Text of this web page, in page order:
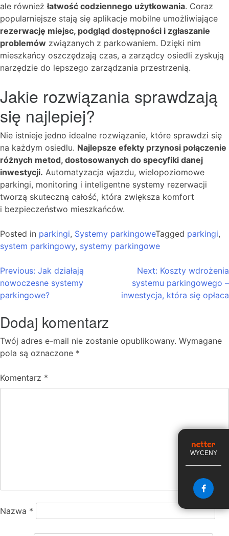
ale również łatwość codziennego użytkowania. Coraz
popularniejsze stają się aplikacje mobilne umożliwiające
rezerwację miejsc, podgląd dostępności i zgłaszanie
problemów związanych z parkowaniem. Dzięki nim
mieszkańcy oszczędzają czas, a zarządcy osiedli zyskują
narzędzie do lepszego zarządzania przestrzenią.
Jakie rozwiązania sprawdzają
się najlepiej?
Nie istnieje jedno idealne rozwiązanie, które sprawdzi się
na każdym osiedlu. Najlepsze efekty przynosi połączenie
różnych metod, dostosowanych do specyfiki danej
inwestycji. Automatyzacja wjazdu, wielopoziomowe
parkingi, monitoring i inteligentne systemy rezerwacji
tworzą skuteczną całość, która zwiększa komfort
i bezpieczeństwo mieszkańców.
Posted in parkingi, Systemy parkingoweTagged parkingi,
system parkingowy, systemy parkingowe
Nawigacja
wpisu
Previous: Jak działają
nowoczesne systemy
parkingowe?
Next: Koszty wdrożenia
systemu parkingowego –
inwestycja, która się opłaca
Dodaj komentarz
Twój adres e-mail nie zostanie opublikowany. Wymagane
pola są oznaczone *
Komentarz *
Nazwa *
WYCENY